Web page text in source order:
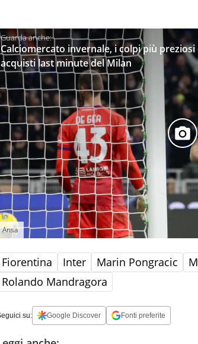
Calciomercato invernale, i colpi più
acquisti last minute del Milan
Ansa
Fiorentina Inter Marin Pongracic
Rolando Mandragora
su: Google Discover Fonti preferite